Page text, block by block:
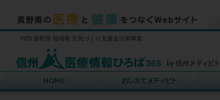
H29 長野県 地域発 元気づくり支援金活用事業